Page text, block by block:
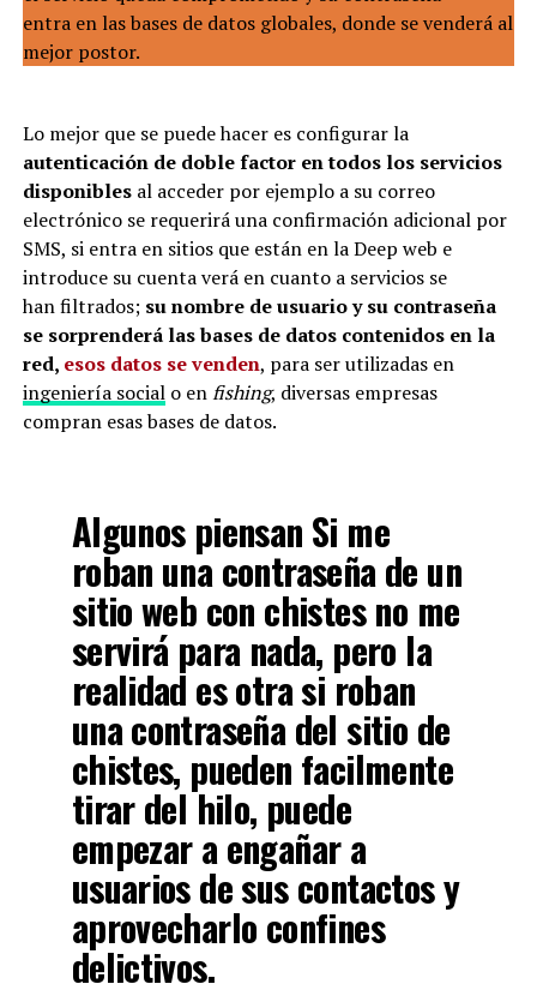
entra en las bases de datos globales, donde se venderá al
mejor postor.
Lo mejor que se puede hacer es configurar la
autenticación de doble factor en todos los servicios
disponiblesal acceder por ejemplo a su correo
electrónico se requerirá una confirmación adicional por
SMS, si entra en sitios que están en la Deep web e
introduce su cuenta verá en cuanto a servicios se
han filtrados; su nombre de usuario y su contraseña
se sorprenderá las bases de datos contenidos en la
red, esos datos se venden, para ser utilizadas en
ingeniería socialo enfishing, diversas empresas
compran esas bases de datos.
Algunos piensan Si me
roban una contraseña de un
sitio web con chistes no me
servirá para nada, pero la
realidad es otra si roban
una contraseña del sitio de
chistes, pueden facilmente
tirar del hilo, puede
empezar a engañar a
usuarios de sus contactos y
aprovecharlo confines
delictivos.